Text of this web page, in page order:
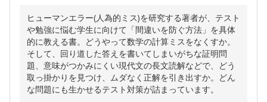
ヒューマンエラー(人為的ミス)を研究する著者が、テスト
や勉強に悩む学生に向けて「間違いを防ぐ方法」を具体
的に教える書。どうやって数学の計算ミスをなくすか。
そして、回り道した答えを書いてしまいがちな証明問
題、意味がつかみにくい現代文の長文読解などで、どう
取っ掛かりを見つけ、ムダなく正解を引き出すか。どん
な問題にも生かせるテスト対策が詰まっています。